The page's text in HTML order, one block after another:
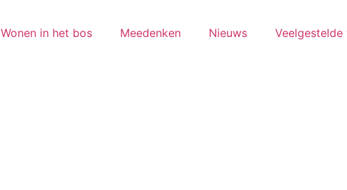
Wonen in het bos Meedenken Nieuws Veelgestelde